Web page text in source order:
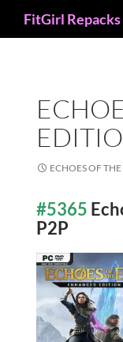
FitGirl Repacks
ECHOES OF
#5365
P2P